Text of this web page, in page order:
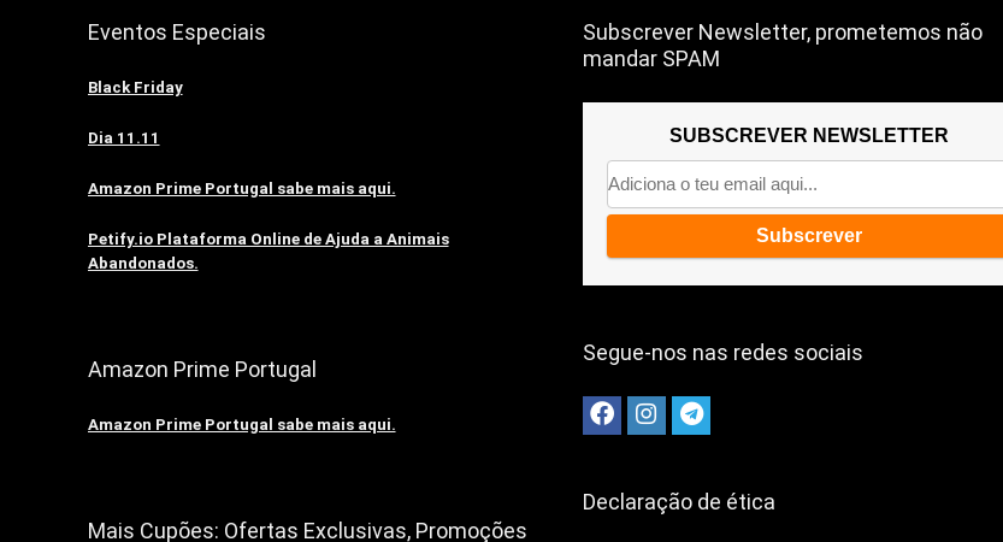
Eventos Especiais
Black Friday
Dia 11.11
Amazon Prime Portugal sabe mais aqui.
Petify.io Plataforma Online de Ajuda a Animais
Abandonados.
Amazon Prime Portugal
Amazon Prime Portugal sabe mais aqui.
Mais Cupões: Ofertas Exclusivas, Promoções
Subscrever Newsletter, prometemos não
mandar SPAM
SUBSCREVER NEWSLETTER
Segue-nos nas redes sociais
Declaração de ética